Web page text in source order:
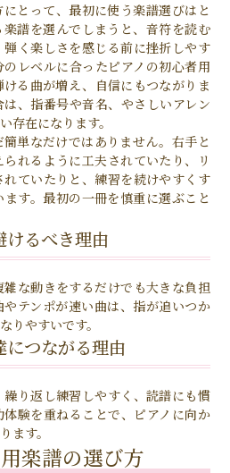
とって、最初に使う楽譜選びはと
譜を選んでしまうと、音符を読む
く楽しさを感じる前に挫折しやす
レベルに合ったピアノの初心者用
る曲が増え、自信にもつながりま
、指番号や音名、やさしいアレン
存在になります。
単なだけではありません。右手と
れるように工夫されていたり、リ
ていたりと、練習を続けやすくす
す。最初の一冊を慎重に選ぶこと
けるべき理由
な動きをするだけでも大きな負担
テンポが速い曲は、指が追いつか
りやすいです。
つながる理由
り返し練習しやすく、読譜にも慣
験を重ねることで、ピアノに向か
ます。
楽譜の選び方